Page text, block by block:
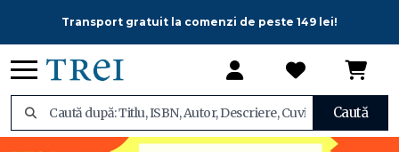
Transport gratuit la comenzi de peste 149 lei!
Caută